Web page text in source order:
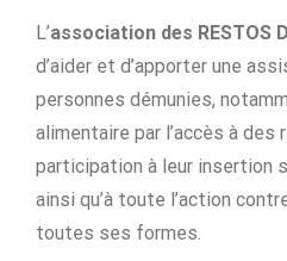
L’association des RESTOS
d’aider et d’apporter une
personnes démunies,
alimentaire par l’accès à
participation à leur insertion
ainsi qu’à toute l’action
toutes ses formes.